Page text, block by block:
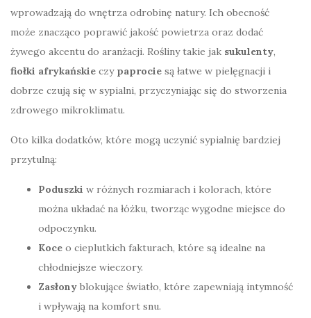
wprowadzają do wnętrza odrobinę natury. Ich obecność
może znacząco poprawić jakość powietrza oraz dodać
żywego akcentu do aranżacji. Rośliny takie jak sukulenty,
fiołki afrykańskie czy paprocie są łatwe w pielęgnacji i
dobrze czują się w sypialni, przyczyniając się do stworzenia
zdrowego mikroklimatu.
Oto kilka dodatków, które mogą uczynić sypialnię bardziej
przytulną:
Poduszki w różnych rozmiarach i kolorach, które
można układać na łóżku, tworząc wygodne miejsce do
odpoczynku.
Koce o cieplutkich fakturach, które są idealne na
chłodniejsze wieczory.
Zasłony blokujące światło, które zapewniają intymność
i wpływają na komfort snu.